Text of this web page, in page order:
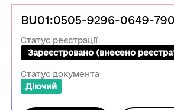
BU01:0505-9296-0649-
Статус реєстрації
Зареєстровано (внесено
Статус документа
Діючий